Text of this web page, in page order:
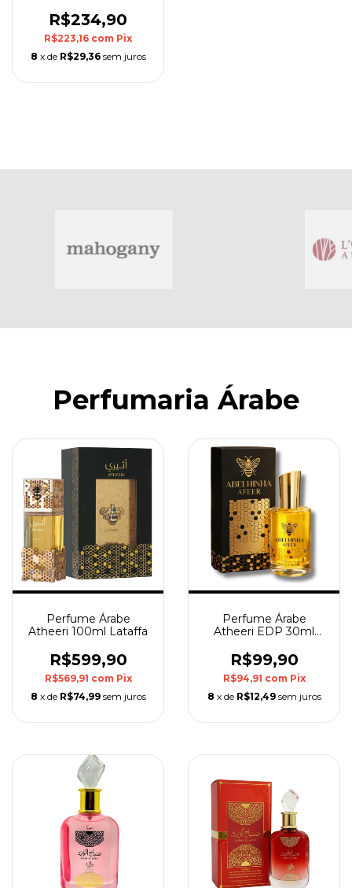
R$234,90
R$223,16 com Pix
8 x de R$29,36 sem juros
Perfumaria Árabe
Perfume Árabe
Atheeri 100ml Lataffa
R$599,90
R$569,91 com Pix
8 x de R$74,99 sem juros
Perfume Árabe
Atheeri EDP 30ml
R$99,90
R$94,91 com Pix
8 x de R$12,49 sem juros